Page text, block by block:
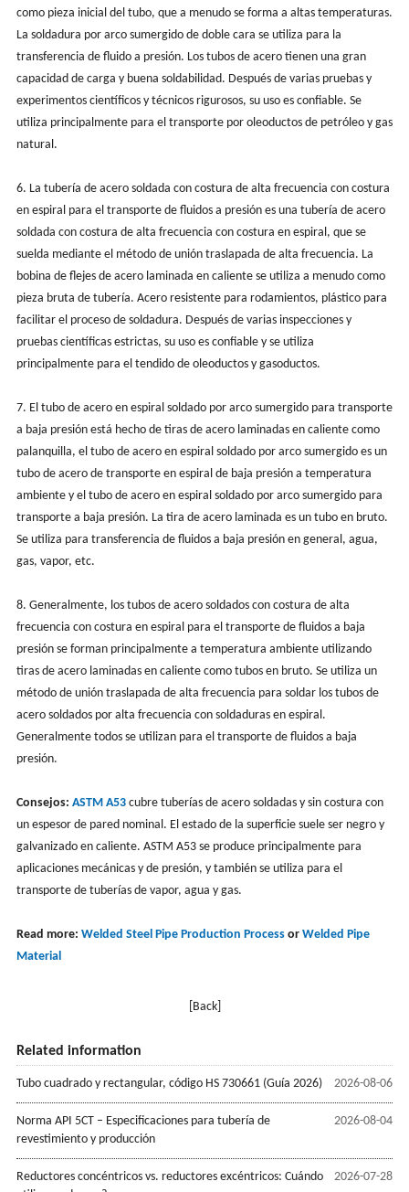
como pieza inicial del tubo, que a menudo se forma a altas temperaturas.
La soldadura por arco sumergido de doble cara se utiliza para la
transferencia de fluido a presión. Los tubos de acero tienen una gran
capacidad de carga y buena soldabilidad. Después de varias pruebas y
experimentos científicos y técnicos rigurosos, su uso es confiable. Se
utiliza principalmente para el transporte por oleoductos de petróleo y gas
natural.
6. La tubería de acero soldada con costura de alta frecuencia con costura
en espiral para el transporte de fluidos a presión es una tubería de acero
soldada con costura de alta frecuencia con costura en espiral, que se
suelda mediante el método de unión traslapada de alta frecuencia. La
bobina de flejes de acero laminada en caliente se utiliza a menudo como
pieza bruta de tubería. Acero resistente para rodamientos, plástico para
facilitar el proceso de soldadura. Después de varias inspecciones y
pruebas científicas estrictas, su uso es confiable y se utiliza
principalmente para el tendido de oleoductos y gasoductos.
7. El tubo de acero en espiral soldado por arco sumergido para transporte
a baja presión está hecho de tiras de acero laminadas en caliente como
palanquilla, el tubo de acero en espiral soldado por arco sumergido es un
tubo de acero de transporte en espiral de baja presión a temperatura
ambiente y el tubo de acero en espiral soldado por arco sumergido para
transporte a baja presión. La tira de acero laminada es un tubo en bruto.
Se utiliza para transferencia de fluidos a baja presión en general, agua,
gas, vapor, etc.
8. Generalmente, los tubos de acero soldados con costura de alta
frecuencia con costura en espiral para el transporte de fluidos a baja
presión se forman principalmente a temperatura ambiente utilizando
tiras de acero laminadas en caliente como tubos en bruto. Se utiliza un
método de unión traslapada de alta frecuencia para soldar los tubos de
acero soldados por alta frecuencia con soldaduras en espiral.
Generalmente todos se utilizan para el transporte de fluidos a baja
presión.
Consejos: ASTM A53cubre tuberías de acero soldadas y sin costura con
un espesor de pared nominal. El estado de la superficie suele ser negro y
galvanizado en caliente. ASTM A53 se produce principalmente para
aplicaciones mecánicas y de presión, y también se utiliza para el
transporte de tuberías de vapor, agua y gas.
Read more: Welded Steel Pipe Production Process or Welded Pipe
Material
[Back]
Related information
2026-08-06
Tubo cuadrado y rectangular, código HS 730661 (Guía 2026)
2026-08-04
Norma API 5CT – Especificaciones para tubería de
revestimiento y producción
2026-07-28
Reductores concéntricos vs. reductores excéntricos: Cuándo